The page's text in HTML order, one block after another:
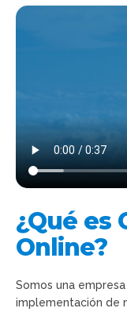
¿Qué es
Online?
Somos una
implementación de